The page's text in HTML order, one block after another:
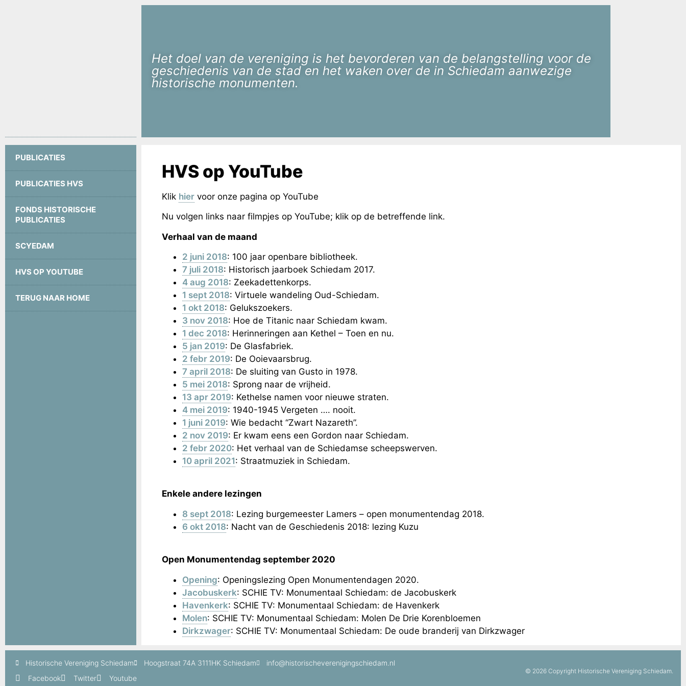
Het doel van de vereniging is het bevorderen van de belangstelling voor de
geschiedenis van de stad en het waken over de in Schiedam aanwezige
historische monumenten.
PUBLICATIES
PUBLICATIES HVS
FONDS HISTORISCHE
PUBLICATIES
SCYEDAM
HVS OP YOUTUBE
TERUG NAAR HOME
HVS op YouTube
Klik hiervoor onze pagina op YouTube
Nu volgen links naar filmpjes op YouTube; klik op de betreffende link.
Verhaal van de maand
2 juni 2018: 100 jaar openbare bibliotheek.
7 juli 2018: Historisch jaarboek Schiedam 2017.
4 aug 2018: Zeekadettenkorps.
1 sept 2018: Virtuele wandeling Oud-Schiedam.
1 okt 2018: Gelukszoekers.
3 nov 2018: Hoe de Titanic naar Schiedam kwam.
1 dec 2018: Herinneringen aan Kethel – Toen en nu.
5 jan 2019: De Glasfabriek.
2 febr 2019: De Ooievaarsbrug.
7 april 2018: De sluiting van Gusto in 1978.
5 mei 2018: Sprong naar de vrijheid.
13 apr 2019: Kethelse namen voor nieuwe straten.
4 mei 2019: 1940-1945 Vergeten …. nooit.
1 juni 2019: Wie bedacht “Zwart Nazareth”.
2 nov 2019: Er kwam eens een Gordon naar Schiedam.
2 febr 2020: Het verhaal van de Schiedamse scheepswerven.
10 april 2021: Straatmuziek in Schiedam.
Enkele andere lezingen
8 sept 2018: Lezing burgemeester Lamers – open monumentendag 2018.
6 okt 2018: Nacht van de Geschiedenis 2018: lezing Kuzu
Open Monumentendag september 2020
Opening: Openingslezing Open Monumentendagen 2020.
Jacobuskerk: SCHIE TV: Monumentaal Schiedam: de Jacobuskerk
Havenkerk: SCHIE TV: Monumentaal Schiedam: de Havenkerk
Molen: SCHIE TV: Monumentaal Schiedam: Molen De Drie Korenbloemen
Dirkzwager: SCHIE TV: Monumentaal Schiedam: De oude branderij van Dirkzwager
Historische Vereniging Schiedam Hoogstraat 74A 3111HK Schiedam
info@historischeverenigingschiedam.nl
Facebook
Twitter Youtube
© 2026 Copyright Historische Vereniging Schiedam.